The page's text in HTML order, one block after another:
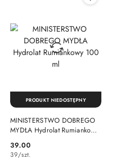
MINISTERSTWO DOBREGO
MYDŁA Hydrolat Rumiankowy
Cena:
39.00
39/szt.
PRODUKT NIEDOSTĘPNY